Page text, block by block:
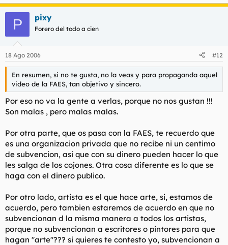
P pixy
Forero del todo a cien
18 Ago 2006 #12
En resumen, si no te gusta, no la veas y para propaganda aquel
video de la FAES, tan objetivo y sincero.
Por eso no va la gente a verlas, porque no nos gustan !!!
Son malas , pero malas malas.
Por otra parte, que os pasa con la FAES, te recuerdo que
es una organizacion privada que no recibe ni un centimo
de subvencion, asi que con su dinero pueden hacer lo que
les salga de los cojones. Otra cosa diferente es lo que se
haga con el dinero publico.
Por otro lado, artista es el que hace arte, si, estamos de
acuerdo, pero tambien estaremos de acuerdo en que no
subvencionan d la misma manera a todos los artistas,
porque no subvencionan a escritores o pintores para que
hagan "arte"??? si quieres te contesto yo, subvencionan a